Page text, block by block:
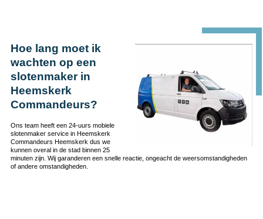
Hoe lang moet ik
wachten op een
slotenmaker in
Heemskerk
Commandeurs?
Ons team heeft een 24-uurs mobiele
slotenmaker service in Heemskerk
Commandeurs Heemskerk dus we
kunnen overal in de stad binnen 25
minuten zijn. Wij garanderen een snelle reactie, ongeacht de weersomstandigheden
of andere omstandigheden.